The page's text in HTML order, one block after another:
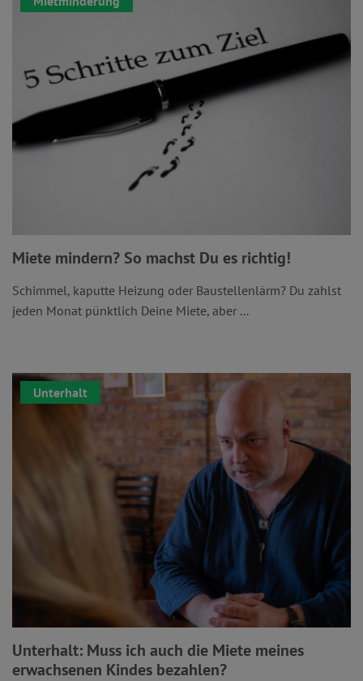
Miete mindern? So machst Du es richtig!
Schimmel, kaputte Heizung oder Baustellenlärm? Du zahlst
jeden Monat pünktlich Deine Miete, aber ...
Unterhalt
Unterhalt: Muss ich auch die Miete meines
erwachsenen Kindes bezahlen?